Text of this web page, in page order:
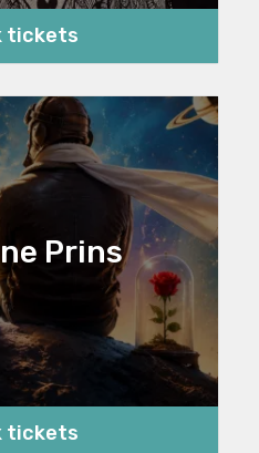
tickets
Prins
tickets